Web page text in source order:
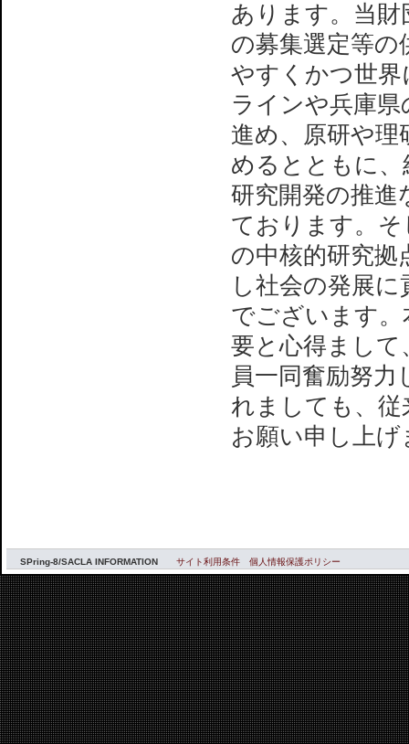
あります。当
の募集選定等の
やすくかつ世
ラインや兵庫
進め、原研や理
めるとともに、
研究開発の推進
ております。そ
の中核的研究拠
し社会の発展
でございます
要と心得まし
員一同奮励努
れましても、
お願い申し上げ
SPring-8/SACLA INFORMATION サイト利用条件 個人情報保護ポリシー